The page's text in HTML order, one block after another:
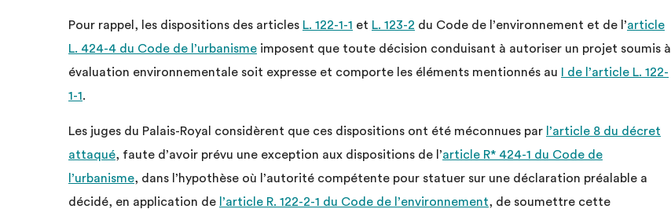
Pour rappel, les dispositions des articles L. 122-1-1 et L. 123-2 du Code de l’environnement et de l’article
L. 424-4 du Code de l’urbanisme imposent que toute décision conduisant à autoriser un projet soumis à
évaluation environnementale soit expresse et comporte les éléments mentionnés au
I de l’article L. 122-
1-1.
Les juges du Palais-Royal considèrent que ces dispositions ont été méconnues par l’article 8 du décret
attaqué, faute d’avoir prévu une exception aux dispositions de l’article R* 424-1 du Code de
l’urbanisme, dans l’hypothèse où l’autorité compétente pour statuer sur une déclaration préalable a
décidé, en application de l’article R. 122-2-1 du Code de l’environnement, de soumettre cette